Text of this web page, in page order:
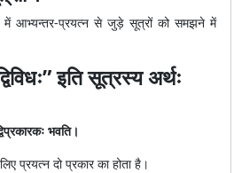
में आभ्यन्तर-प्रयत्न से जुड़े सूत्रों को समझने में
इति सूत्रस्य अर्थः
भवति।
प्रयत्न दो प्रकार का होता है।